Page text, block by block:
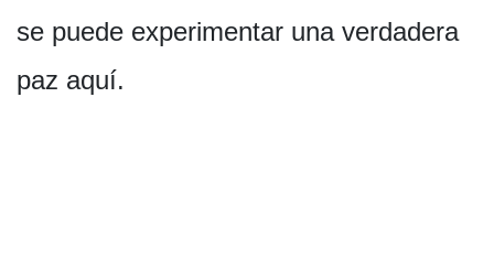
se puede experimentar una verdadera
paz aquí.